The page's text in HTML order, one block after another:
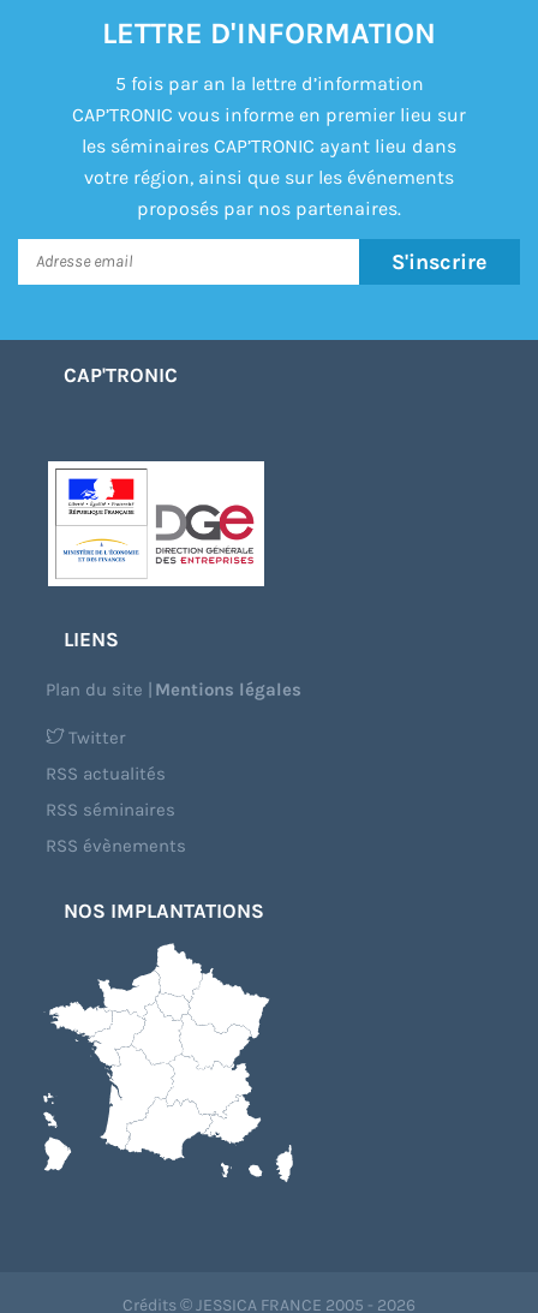
LETTRE D'INFORMATION
5 fois par an la lettre d’information
CAP’TRONIC vous informe en premier lieu sur
les séminaires CAP’TRONIC ayant lieu dans
votre région, ainsi que sur les événements
proposés par nos partenaires.
S'inscrire
CAP'TRONIC
LIENS
Plan du site |Mentions légales
Twitter
RSS actualités
RSS séminaires
RSS évènements
NOS IMPLANTATIONS
Crédits © JESSICA FRANCE 2005 - 2026